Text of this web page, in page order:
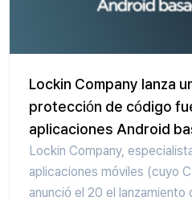
Lockin Company lanza
protección de código
aplicaciones Android
Lockin Company,
aplicaciones móviles (cuyo
anunció el 20 el lanzamiento